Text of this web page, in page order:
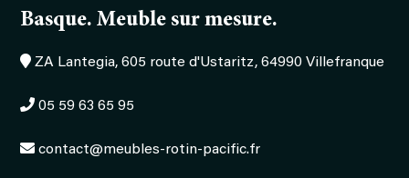
Basque. Meuble sur mesure.
ZA Lantegia, 605 route d'Ustaritz, 64990 Villefranque
05 59 63 65 95
contact@meubles-rotin-pacific.fr